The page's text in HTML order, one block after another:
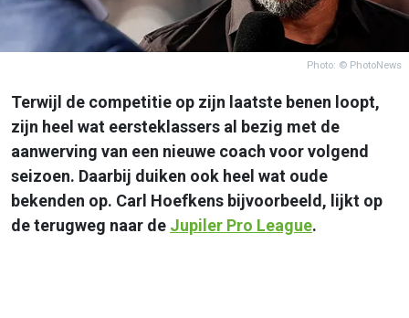
Photo: © PhotoNews
Terwijl de competitie op zijn laatste benen loopt,
zijn heel wat eersteklassers al bezig met de
aanwerving van een nieuwe coach voor volgend
seizoen. Daarbij duiken ook heel wat oude
bekenden op. Carl Hoefkens bijvoorbeeld, lijkt op
de terugweg naar de Jupiler Pro League.